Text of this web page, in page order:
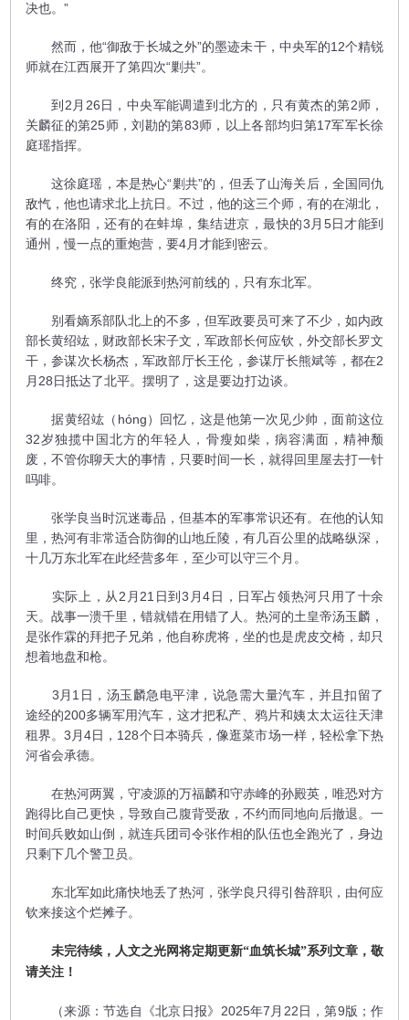
决也。”
然而，他“御敌于长城之外”的墨迹未干，中央军的12个精锐
师就在江西展开了第四次“剿共”。
到2月26日，中央军能调遣到北方的，只有黄杰的第2师，
关麟征的第25师，刘勘的第83师，以上各部均归第17军军长徐
庭瑶指挥。
这徐庭瑶，本是热心“剿共”的，但丢了山海关后，全国同仇
敌忾，他也请求北上抗日。不过，他的这三个师，有的在湖北，
有的在洛阳，还有的在蚌埠，集结进京，最快的3月5日才能到
通州，慢一点的重炮营，要4月才能到密云。
终究，张学良能派到热河前线的，只有东北军。
别看嫡系部队北上的不多，但军政要员可来了不少，如内政
部长黄绍竑，财政部长宋子文，军政部长何应钦，外交部长罗文
干，参谋次长杨杰，军政部厅长王伦，参谋厅长熊斌等，都在2
月28日抵达了北平。摆明了，这是要边打边谈。
据黄绍竑（hóng）回忆，这是他第一次见少帅，面前这位
32岁独揽中国北方的年轻人，骨瘦如柴，病容满面，精神颓
废，不管你聊天大的事情，只要时间一长，就得回里屋去打一针
吗啡。
张学良当时沉迷毒品，但基本的军事常识还有。在他的认知
里，热河有非常适合防御的山地丘陵，有几百公里的战略纵深，
十几万东北军在此经营多年，至少可以守三个月。
实际上，从2月21日到3月4日，日军占领热河只用了十余
天。战事一溃千里，错就错在用错了人。热河的土皇帝汤玉麟，
是张作霖的拜把子兄弟，他自称虎将，坐的也是虎皮交椅，却只
想着地盘和枪。
3月1日，汤玉麟急电平津，说急需大量汽车，并且扣留了
途经的200多辆军用汽车，这才把私产、鸦片和姨太太运往天津
租界。3月4日，128个日本骑兵，像逛菜市场一样，轻松拿下热
河省会承德。
在热河两翼，守凌源的万福麟和守赤峰的孙殿英，唯恐对方
跑得比自己更快，导致自己腹背受敌，不约而同地向后撤退。一
时间兵败如山倒，就连兵团司令张作相的队伍也全跑光了，身边
只剩下几个警卫员。
东北军如此痛快地丢了热河，张学良只得引咎辞职，由何应
钦来接这个烂摊子。
未完待续，人文之光网将定期更新“血筑长城”系列文章，敬
请关注！
（来源：节选自《北京日报》2025年7月22日，第9版；作